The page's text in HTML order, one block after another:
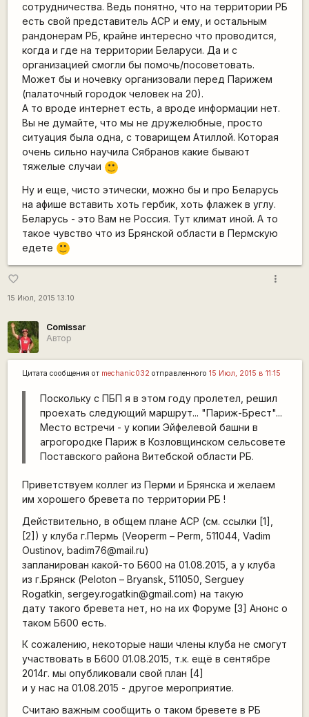
сотрудничества. Ведь понятно, что на территории РБ
есть свой представитель АСР и ему, и остальным
рандонерам РБ, крайне интересно что проводится,
когда и где на территории Беларуси. Да и с
организацией смогли бы помочь/посоветовать.
Может бы и ночевку организовали перед Парижем
(палаточный городок человек на 20).
А то вроде интернет есть, а вроде информации нет.
Вы не думайте, что мы не дружелюбные, просто
ситуация была одна, с товарищем Атиллой. Которая
очень сильно научила Сябранов какие бывают
тяжелые случаи
:)
Ну и еще, чисто этически, можно бы и про Беларусь
на афише вставить хоть гербик, хоть флажек в углу.
Беларусь - это Вам не Россия. Тут климат иной. А то
такое чувство что из Брянской области в Пермскую
едете
:)
favorite_border
15 Июл, 2015 13:10
more_vert
Comissar
Автор
Цитата сообщения от mechanic032 отправленного 15 Июл, 2015 в 11:15
Поскольку с ПБП я в этом году пролетел, решил
проехать следующий маршрут... "Париж-Брест"...
Место встречи - у копии Эйфелевой башни в
агрогородке Париж в Козловщинском сельсовете
Поставского района Витебской области РБ.
Приветствуем коллег из Перми и Брянска и желаем
им хорошего бревета по территории РБ !
Действительно, в общем плане АСР (см. ссылки [1],
[2]) у клуба г.Пермь (Veoperm – Perm, 511044, Vadim
Oustinov, badim76@mail.ru)
запланирован какой-то Б600 на 01.08.2015, а у клуба
из г.Брянск (Peloton – Bryansk, 511050, Serguey
Rogatkin, sergey.rogatkin@gmail.com) на такую
дату такого бревета нет, но на их Форуме [3] Анонс о
таком Б600 есть.
К сожалению, некоторые наши члены клуба не смогут
участвовать в Б600 01.08.2015, т.к. ещё в сентябре
2014г. мы опубликовали свой план [4]
и у нас на 01.08.2015 - другое мероприятие.
Считаю важным сообщить о таком бревете в РБ